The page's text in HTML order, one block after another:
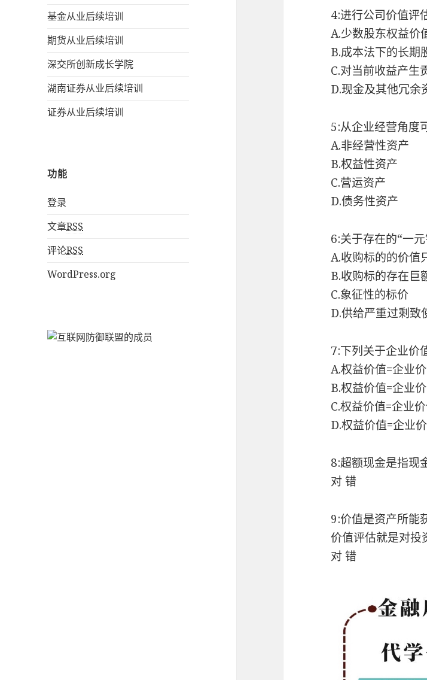
基金从业后续培训
期货从业后续培训
深交所创新成长学院
湖南证券从业后续培训
证券从业后续培训
功能
登录
文章RSS
评论RSS
WordPress.org
4:进行公司价值评
A.少数股东权益价
B.成本法下的长期
C.对当前收益产生
D.现金及其他冗余
5:从企业经营角度
A.非经营性资产
B.权益性资产
C.营运资产
D.债务性资产
6:关于存在的“一
A.收购标的的价值
B.收购标的存在巨
C.象征性的标价
D.供给严重过剩致
7:下列关于企业价
A.权益价值=企业
B.权益价值=企业
C.权益价值=企业
D.权益价值=企业
8:超额现金是指现
对 错
9:价值是资产所能
价值评估就是对投
对 错